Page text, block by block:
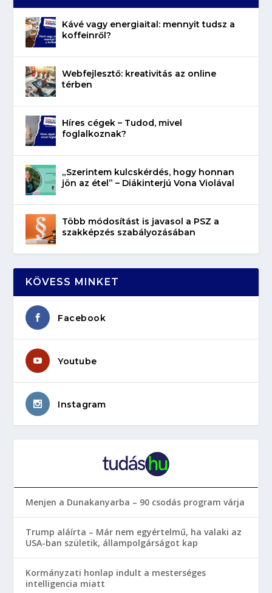
Kávé vagy energiaital: mennyit tudsz a
koffeinről?
Webfejlesztő: kreativitás az online
térben
Híres cégek – Tudod, mivel
foglalkoznak?
„Szerintem kulcskérdés, hogy honnan
jön az étel” – Diákinterjú Vona Violával
Több módosítást is javasol a PSZ a
szakképzés szabályozásában
KÖVESS MINKET
Facebook
Youtube
Instagram
Menjen a Dunakanyarba – 90 csodás program várja
Trump aláírta – Már nem egyértelmű, ha valaki az
USA-ban születik, állampolgárságot kap
Kormányzati honlap indult a mesterséges
intelligencia miatt